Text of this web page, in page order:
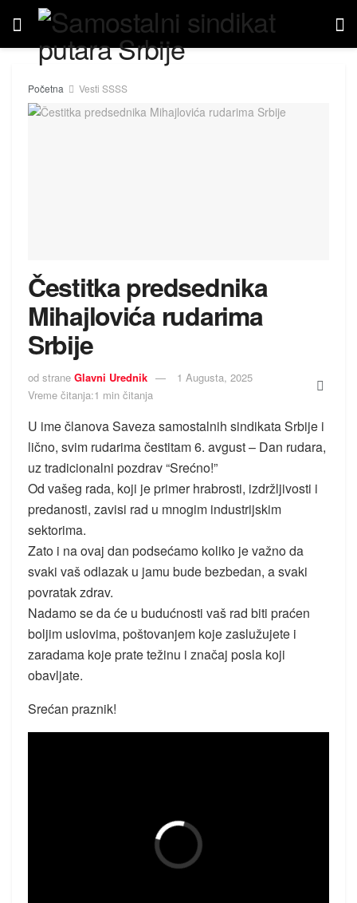
Početna Vesti SSSS
Čestitka predsednika
Mihajlovića rudarima
Srbije
od strane Glavni Urednik
1 Augusta, 2025
Vreme čitanja:1 min čitanja
U ime članova Saveza samostalnih sindikata Srbije i
lično, svim rudarima čestitam 6. avgust – Dan rudara,
uz tradicionalni pozdrav “Srećno!”
Od vašeg rada, koji je primer hrabrosti, izdržljivosti i
predanosti, zavisi rad u mnogim industrijskim
sektorima.
Zato i na ovaj dan podsećamo koliko je važno da
svaki vaš odlazak u jamu bude bezbedan, a svaki
povratak zdrav.
Nadamo se da će u budućnosti vaš rad biti praćen
boljim uslovima, poštovanjem koje zaslužujete i
zaradama koje prate težinu i značaj posla koji
obavljate.
Srećan praznik!